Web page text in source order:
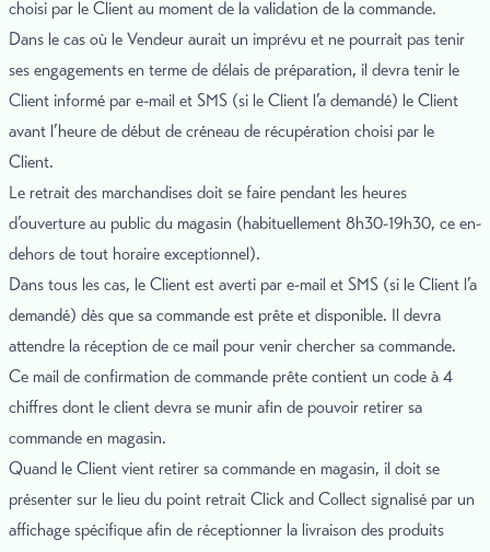
choisi par le Client au moment de la validation de la commande.
Dans le cas où le Vendeur aurait un imprévu et ne pourrait pas tenir
ses engagements en terme de délais de préparation, il devra tenir le
Client informé par e-mail et SMS (si le Client l’a demandé) le Client
avant l’heure de début de créneau de récupération choisi par le
Client.
Le retrait des marchandises doit se faire pendant les heures
d’ouverture au public du magasin (habituellement 8h30-19h30, ce en-
dehors de tout horaire exceptionnel).
Dans tous les cas, le Client est averti par e-mail et SMS (si le Client l’a
demandé) dès que sa commande est prête et disponible. Il devra
attendre la réception de ce mail pour venir chercher sa commande.
Ce mail de confirmation de commande prête contient un code à 4
chiffres dont le client devra se munir afin de pouvoir retirer sa
commande en magasin.
Quand le Client vient retirer sa commande en magasin, il doit se
présenter sur le lieu du point retrait Click and Collect signalisé par un
affichage spécifique afin de réceptionner la livraison des produits